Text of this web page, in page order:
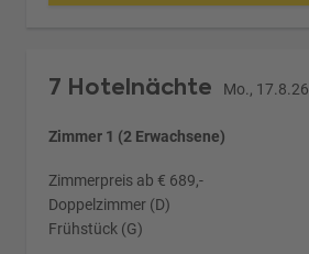
7 Hotelnächte Mo., 17.8.26
Zimmer 1 (2 Erwachsene)
Zimmerpreis ab € 689,-
Doppelzimmer (D)
Frühstück (G)